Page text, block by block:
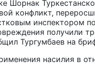
Шорнак
конфликт,
инспектором
получили
Тургумбаев на
насилия в